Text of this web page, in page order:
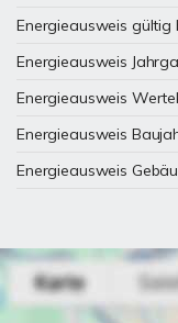
Energieausweis gültig
Energieausweis
Energieausweis
Energieausweis
Energieausweis